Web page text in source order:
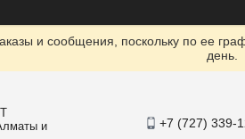
и сообщения, поскольку по ее
день.
и
+7 (727) 339-